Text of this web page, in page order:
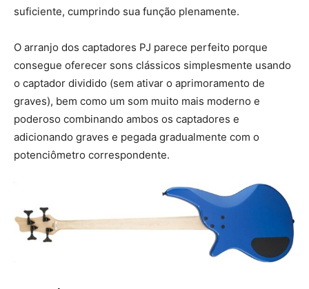
suficiente, cumprindo sua função plenamente.
O arranjo dos captadores PJ parece perfeito porque
consegue oferecer sons clássicos simplesmente usando
o captador dividido (sem ativar o aprimoramento de
graves), bem como um som muito mais moderno e
poderoso combinando ambos os captadores e
adicionando graves e pegada gradualmente com o
potenciômetro correspondente.